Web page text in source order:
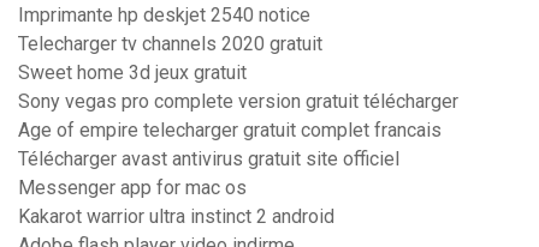
Imprimante hp deskjet 2540 notice
Telecharger tv channels 2020 gratuit
Sweet home 3d jeux gratuit
Sony vegas pro complete version gratuit télécharger
Age of empire telecharger gratuit complet francais
Télécharger avast antivirus gratuit site officiel
Messenger app for mac os
Kakarot warrior ultra instinct 2 android